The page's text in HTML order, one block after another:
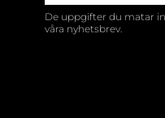
De uppgifter du matar
våra nyhetsbrev.